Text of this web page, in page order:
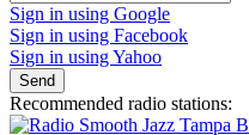
Sign in using Google
Sign in using Facebook
Sign in using Yahoo
Send
Recommended radio stations: